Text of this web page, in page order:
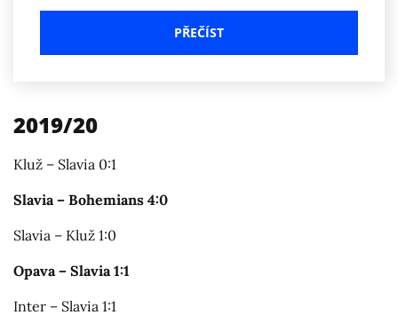
PŘEČÍST
2019/20
Kluž – Slavia 0:1
Slavia – Bohemians 4:0
Slavia – Kluž 1:0
Opava – Slavia 1:1
Inter – Slavia 1:1